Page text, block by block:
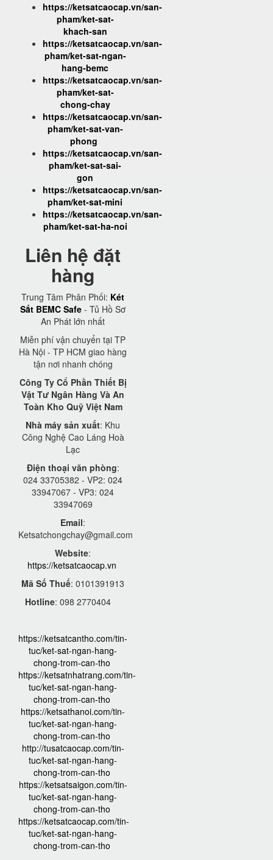
https://ketsatcaocap.vn/san-
pham/ket-sat-
khach-san
https://ketsatcaocap.vn/san-
pham/ket-sat-ngan-
hang-bemc
https://ketsatcaocap.vn/san-
pham/ket-sat-
chong-chay
https://ketsatcaocap.vn/san-
pham/ket-sat-van-
phong
https://ketsatcaocap.vn/san-
pham/ket-sat-sai-
gon
https://ketsatcaocap.vn/san-
pham/ket-sat-mini
https://ketsatcaocap.vn/san-
pham/ket-sat-ha-noi
Liên hệ đặt
hàng
Trung Tâm Phân Phối: Két
Sắt BEMC Safe - Tủ Hồ Sơ
An Phát lớn nhất
Miễn phí vận chuyển tại TP
Hà Nội - TP HCM giao hàng
tận nơi nhanh chóng
Công Ty Cổ Phần Thiết Bị
Vật Tư Ngân Hàng Và An
Toàn Kho Quỹ Việt Nam
Nhà máy sản xuất: Khu
Công Nghệ Cao Láng Hoà
Lạc
Điện thoại văn phòng:
024 33705382 - VP2: 024
33947067 - VP3: 024
33947069
Email:
Ketsatchongchay@gmail.com
Website:
https://ketsatcaocap.vn
Mã Số Thuế: 0101391913
Hotline: 098 2770404
https://ketsatcantho.com/tin-
tuc/ket-sat-ngan-hang-
chong-trom-can-tho
https://ketsatnhatrang.com/tin-
tuc/ket-sat-ngan-hang-
chong-trom-can-tho
https://ketsathanoi.com/tin-
tuc/ket-sat-ngan-hang-
chong-trom-can-tho
http://tusatcaocap.com/tin-
tuc/ket-sat-ngan-hang-
chong-trom-can-tho
https://ketsatsaigon.com/tin-
tuc/ket-sat-ngan-hang-
chong-trom-can-tho
https://ketsatcaocap.com/tin-
tuc/ket-sat-ngan-hang-
chong-trom-can-tho